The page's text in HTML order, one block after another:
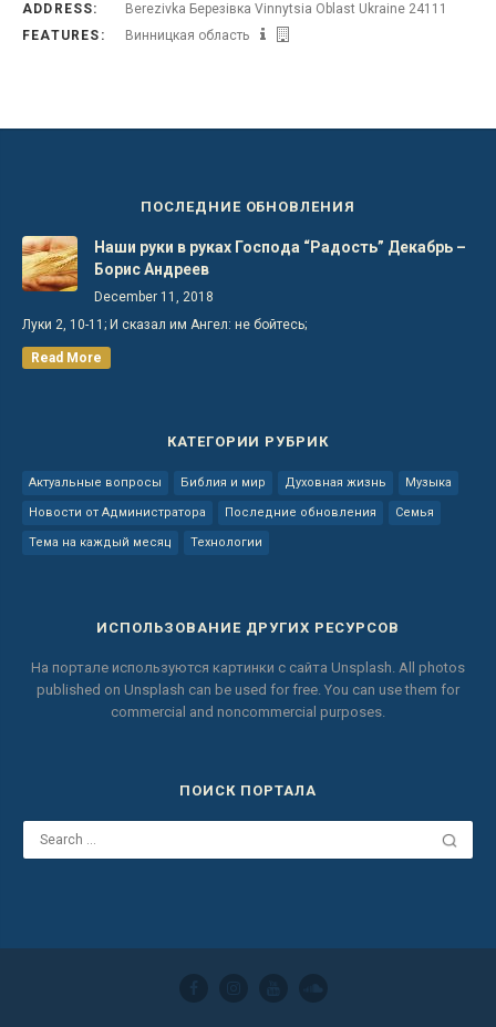
ADDRESS:
Berezivka Березівка Vinnytsia Oblast Ukraine 24111
FEATURES:
Винницкая область
ПОСЛЕДНИЕ ОБНОВЛЕНИЯ
Наши руки в руках Господа “Радость” Декабрь –
Борис Андреев
December 11, 2018
Луки 2, 10-11; И сказал им Ангел: не бойтесь;
Read More
КАТЕГОРИИ РУБРИК
Актуальные вопросы Библия и мир Духовная жизнь Музыка
Новости от Администратора Последние обновления Семья
Тема на каждый месяц Технологии
ИСПОЛЬЗОВАНИЕ ДРУГИХ РЕСУРСОВ
На портале используются картинки с сайта Unsplash. All photos
published on Unsplash can be used for free. You can use them for
commercial and noncommercial purposes.
ПОИСК ПОРТАЛА